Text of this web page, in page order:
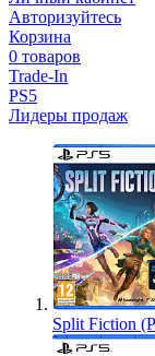
Авторизуйтесь
Корзина
0 товаров
Trade-In
PS5
Лидеры продаж
Split Fiction